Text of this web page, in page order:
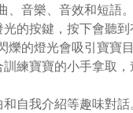
音樂、音效和短語。
的按鍵，按下會聽
的燈光會吸引寶寶目
練寶寶的小手拿取
自我介紹等趣味對話。